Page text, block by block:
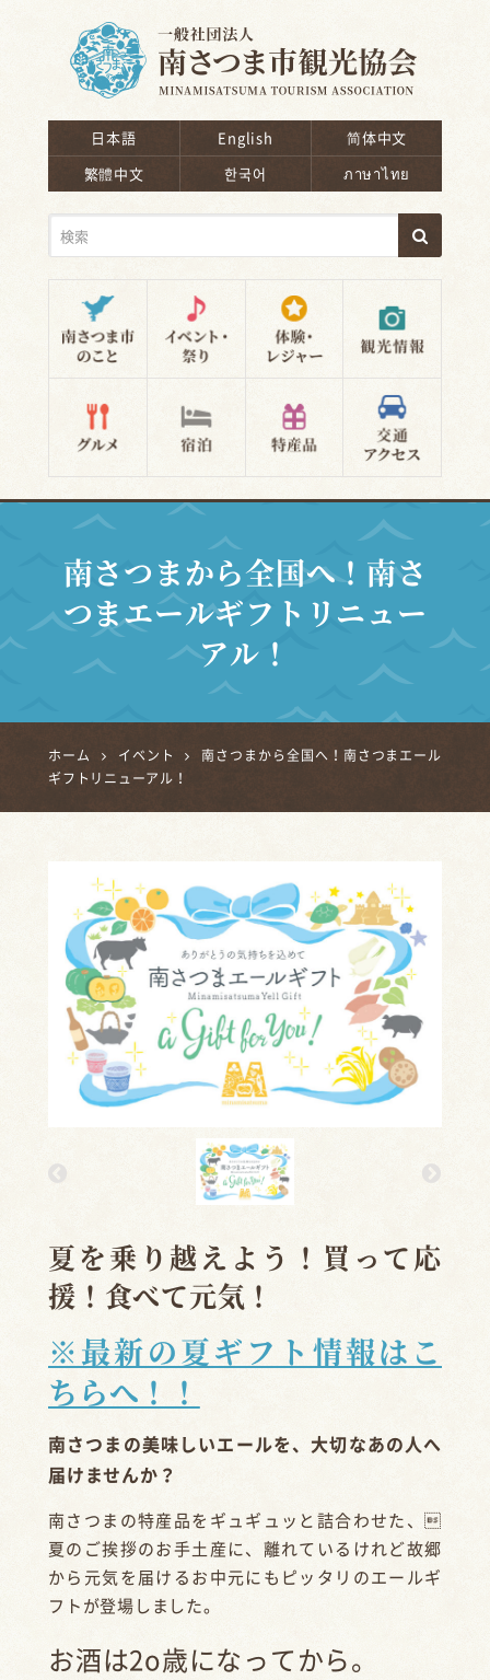
日本語 English
简体中文
繁體中文
한국어 ภาษาไทย
南さつまから全国へ！南さ
つまエールギフトリニュー
アル！
ホーム イベント
南さつまから全国へ！南さつまエール
ギフトリニューアル！
夏を乗り越えよう！買って応
援！食べて元気！
※最新の夏ギフト情報はこ
ちらへ！！
南さつまの美味しいエールを、大切なあの人へ
届けませんか？
南さつまの特産品をギュギュッと詰合わせた、
夏のご挨拶のお手土産に、離れているけれど故郷
から元気を届けるお中元にもピッタリのエールギ
フトが登場しました。
お酒は2o歳になってから。